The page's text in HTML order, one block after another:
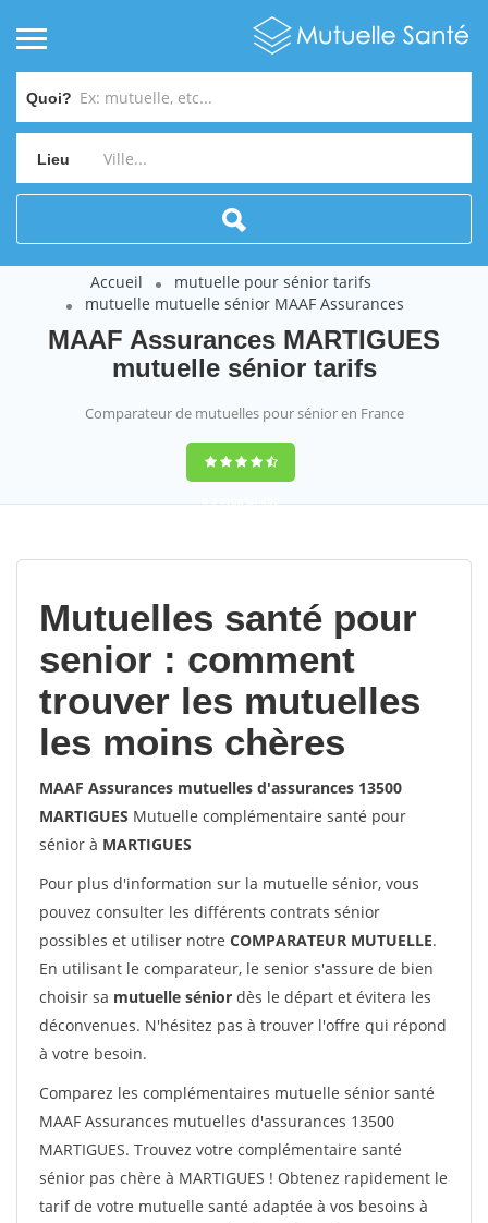
Quoi?
Lieu
Accueil
mutuelle pour sénior tarifs
mutuelle mutuelle sénior MAAF Assurances
MAAF Assurances MARTIGUES
mutuelle sénior tarifs
Comparateur de mutuelles pour sénior en France
9,2(100%)452
Mutuelles santé pour
senior : comment
trouver les mutuelles
les moins chères
MAAF Assurances mutuelles d'assurances 13500
MARTIGUES Mutuelle complémentaire santé pour
sénior à MARTIGUES
Pour plus d'information sur la mutuelle sénior, vous
pouvez consulter les différents contrats sénior
possibles et utiliser notre COMPARATEUR MUTUELLE.
En utilisant le comparateur, le senior s'assure de bien
choisir sa mutuelle sénior dès le départ et évitera les
déconvenues. N'hésitez pas à trouver l'offre qui répond
à votre besoin.
Comparez les complémentaires mutuelle sénior santé
MAAF Assurances mutuelles d'assurances 13500
MARTIGUES. Trouvez votre complémentaire santé
sénior pas chère à MARTIGUES ! Obtenez rapidement le
tarif de votre mutuelle santé adaptée à vos besoins à